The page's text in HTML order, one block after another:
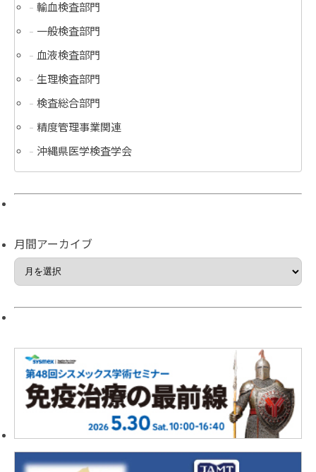
輸血検査部門
一般検査部門
血液検査部門
生理検査部門
検査総合部門
精度管理事業関連
沖縄県医学検査学会
月間アーカイブ
間
ア
カ